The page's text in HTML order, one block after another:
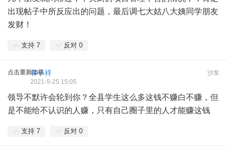
出现帖子中所反应出的问题，最后调七大姑八大姨同学朋友
发财！
支持 7 反对 0
点击重新加载 沙发
林子祥
2021-5-25 15:05
领导不默许会轮到你？全县学生这么多这钱不赚白不赚，但
是不能给不认识的人赚，只有自己圈子里的人才能赚这钱
支持 7 反对 0